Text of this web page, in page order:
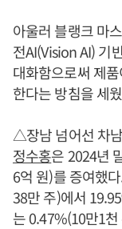
아울러 블랭크 마
전AI(Vision AI) 기
대화함으로써 제
한다는 방침을 세
△장남 넘어선 차
정수홍은 2024년
6억 원)를 증여했
38만 주)에서
는 0.47%(10만1